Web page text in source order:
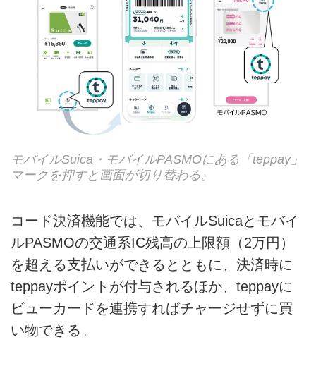
モバイルSuica・モバイルPASMOにある「teppay」
マークを押すと画面が切り替わる。
コード決済機能では、モバイルSuicaとモバイ
ルPASMOの交通系IC残高の上限額（2万円）
を超える支払いができるとともに、決済時に
teppayポイントが付与されるほか、teppayに
ビューカードを連携すればチャージせずに買
い物できる。